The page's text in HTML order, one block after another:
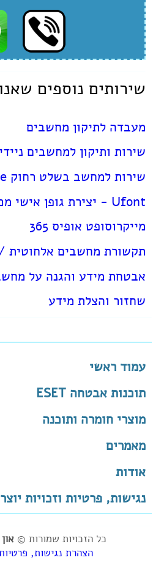
שירותים נוספים
מעבדה לתיקון מחשבים
שירות ותיקון למחשבים
שירות למחשב בשלט רחוק On-Remote
Ufont - יצירת גופן אישי מכתב יד
מייקרוסופט אופיס 365
תקשורת מחשבים אלחוטית /
אבטחת מידע והגנה על
שחזור והצלת מידע
עמוד ראשי
תוכנות אבטחה ESET
מוצרי חומרה ותוכנה
מאמרים
אודות
נגישות, פרטיות וזכויות
כל הזכויות שמורות ©
הצהרת נגישות, פרטיות